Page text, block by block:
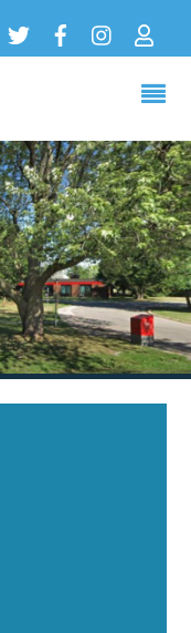
Twitter FacebookInstagram